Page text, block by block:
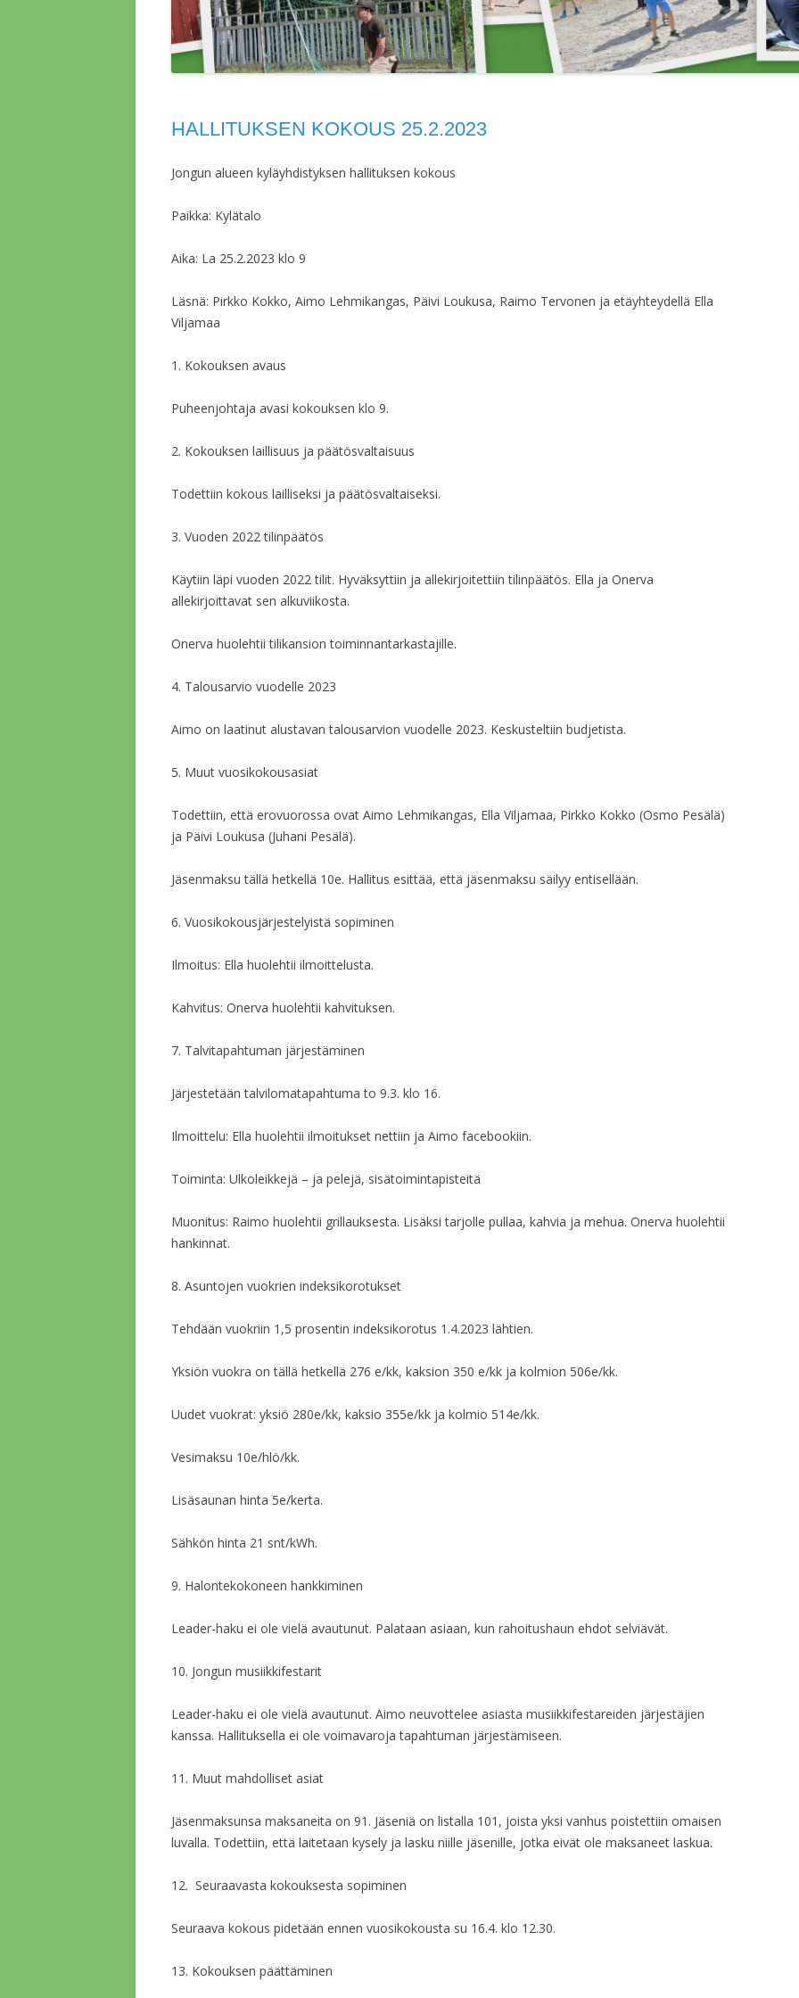
15.4.2018
HALLITUKSEN
HALLITUKSEN
HALLITUKSEN
HALLITUKSEN
HALLITUKSEN
HALLITUKSEN
HALLITUKSEN
HALLITUKSEN
HALLITUKSEN
HALLITUKSEN
HALLITUKSEN
HALLITUKSEN
HALLITUKSEN
HALLITUKSEN
HALLITUKSEN
HALLITUKSEN
KAKSIO
PALLOKENTÄN
LAAJENNUSTALKOOT 2004
HALLITUKSEN KOKOUS 25.2.2023
Jongun alueen kyläyhdistyksen hallituksen kokous
Paikka: Kylätalo
Aika: La 25.2.2023 klo 9
Läsnä: Pirkko Kokko, Aimo Lehmikangas, Päivi Loukusa, Raimo Tervonen ja etäyhteydellä Ella
Viljamaa
1. Kokouksen avaus
Puheenjohtaja avasi kokouksen klo 9.
2. Kokouksen laillisuus ja päätösvaltaisuus
Todettiin kokous lailliseksi ja päätösvaltaiseksi.
3. Vuoden 2022 tilinpäätös
Käytiin läpi vuoden 2022 tilit. Hyväksyttiin ja allekirjoitettiin tilinpäätös. Ella ja Onerva
allekirjoittavat sen alkuviikosta.
Onerva huolehtii tilikansion toiminnantarkastajille.
4. Talousarvio vuodelle 2023
Aimo on laatinut alustavan talousarvion vuodelle 2023. Keskusteltiin budjetista.
5. Muut vuosikokousasiat
Todettiin, että erovuorossa ovat Aimo Lehmikangas, Ella Viljamaa, Pirkko Kokko (Osmo Pesälä)
ja Päivi Loukusa (Juhani Pesälä).
Jäsenmaksu tällä hetkellä 10e. Hallitus esittää, että jäsenmaksu säilyy entisellään.
6. Vuosikokousjärjestelyistä sopiminen
Ilmoitus: Ella huolehtii ilmoittelusta.
Kahvitus: Onerva huolehtii kahvituksen.
7. Talvitapahtuman järjestäminen
Järjestetään talvilomatapahtuma to 9.3. klo 16.
Ilmoittelu: Ella huolehtii ilmoitukset nettiin ja Aimo facebookiin.
Toiminta: Ulkoleikkejä – ja pelejä, sisätoimintapisteitä
Muonitus: Raimo huolehtii grillauksesta. Lisäksi tarjolle pullaa, kahvia ja mehua. Onerva huolehtii
hankinnat.
8. Asuntojen vuokrien indeksikorotukset
Tehdään vuokriin 1,5 prosentin indeksikorotus 1.4.2023 lähtien.
Yksiön vuokra on tällä hetkellä 276 e/kk, kaksion 350 e/kk ja kolmion 506e/kk.
Uudet vuokrat: yksiö 280e/kk, kaksio 355e/kk ja kolmio 514e/kk.
Vesimaksu 10e/hlö/kk.
Lisäsaunan hinta 5e/kerta.
Sähkön hinta 21 snt/kWh.
9. Halontekokoneen hankkiminen
Leader-haku ei ole vielä avautunut. Palataan asiaan, kun rahoitushaun ehdot selviävät.
10. Jongun musiikkifestarit
Leader-haku ei ole vielä avautunut. Aimo neuvottelee asiasta musiikkifestareiden järjestäjien
kanssa. Hallituksella ei ole voimavaroja tapahtuman järjestämiseen.
11. Muut mahdolliset asiat
Jäsenmaksunsa maksaneita on 91. Jäseniä on listalla 101, joista yksi vanhus poistettiin omaisen
luvalla. Todettiin, että laitetaan kysely ja lasku niille jäsenille, jotka eivät ole maksaneet laskua.
12. Seuraavasta kokouksesta sopiminen
Seuraava kokous pidetään ennen vuosikokousta su 16.4. klo 12.30.
13. Kokouksen päättäminen